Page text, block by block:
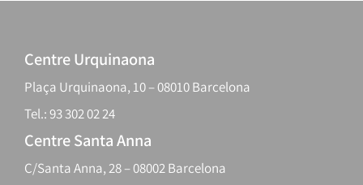
Centre Urquinaona
Plaça Urquinaona, 10 – 08010 Barcelona
Tel.: 93 302 02 24
Centre Santa Anna
C/Santa Anna, 28 – 08002 Barcelona